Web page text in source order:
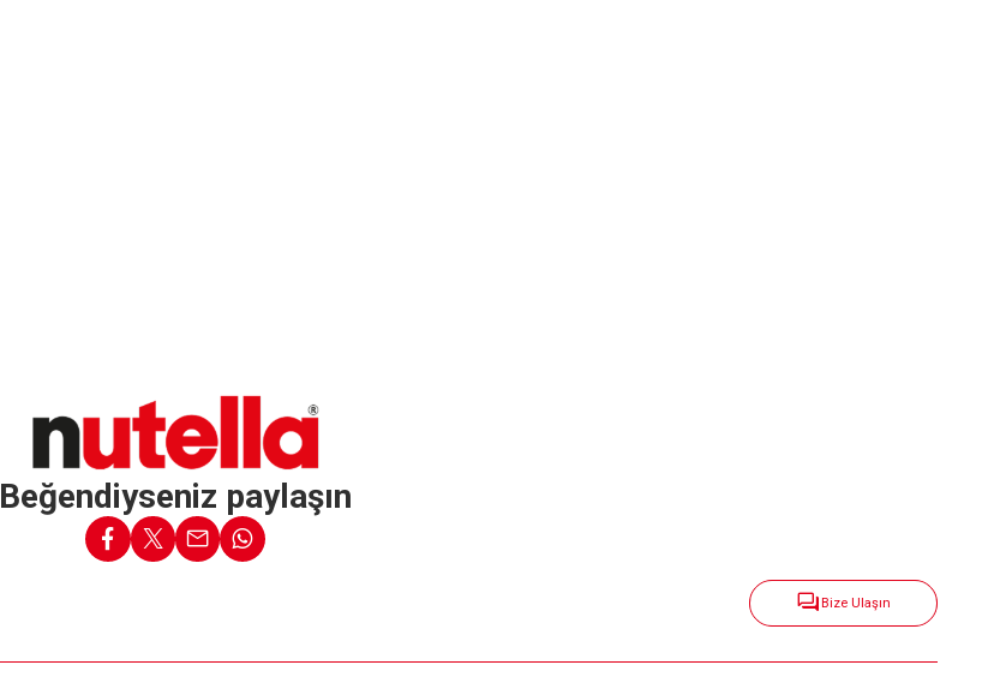
Beğendiyseniz paylaşın
Bize Ulaşın